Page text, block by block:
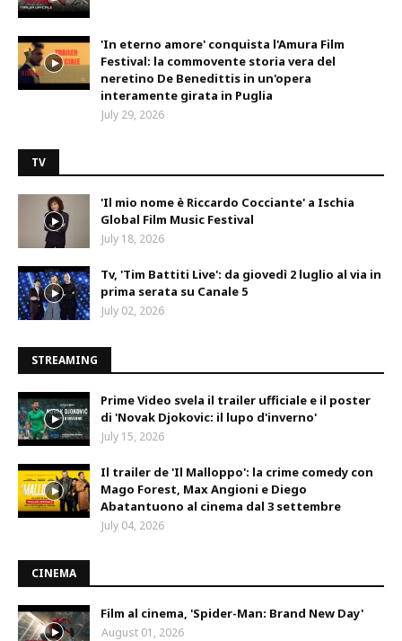
'In eterno amore' conquista l'Amura Film
Festival: la commovente storia vera del
neretino De Benedittis in un'opera
interamente girata in Puglia
July 29, 2026
TV
'Il mio nome è Riccardo Cocciante' a Ischia
Global Film Music Festival
July 18, 2026
Tv, 'Tim Battiti Live': da giovedì 2 luglio al via in
prima serata su Canale 5
July 02, 2026
STREAMING
Prime Video svela il trailer ufficiale e il poster
di 'Novak Djokovic: il lupo d'inverno'
July 15, 2026
Il trailer de 'Il Malloppo': la crime comedy con
Mago Forest, Max Angioni e Diego
Abatantuono al cinema dal 3 settembre
July 04, 2026
CINEMA
Film al cinema, 'Spider-Man: Brand New Day'
August 01, 2026